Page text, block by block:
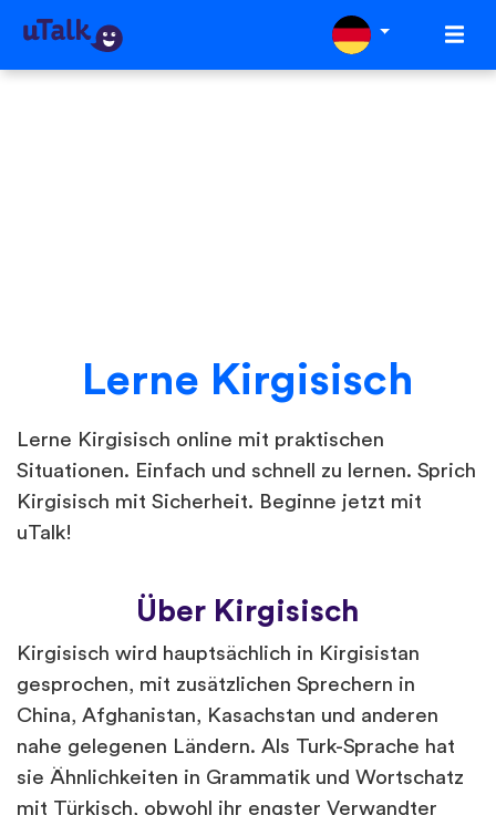
Lerne Kirgisisch
Lerne Kirgisisch online mit praktischen
Situationen. Einfach und schnell zu lernen. Sprich
Kirgisisch mit Sicherheit. Beginne jetzt mit
uTalk!
Über Kirgisisch
Kirgisisch wird hauptsächlich in Kirgisistan
gesprochen, mit zusätzlichen Sprechern in
China, Afghanistan, Kasachstan und anderen
nahe gelegenen Ländern. Als Turk-Sprache hat
sie Ähnlichkeiten in Grammatik und Wortschatz
mit Türkisch, obwohl ihr engster Verwandter